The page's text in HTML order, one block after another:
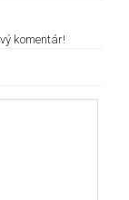
komentár!